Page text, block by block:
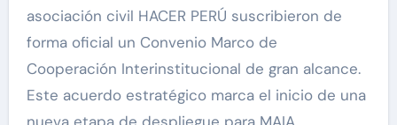
asociación civil HACER PERÚ suscribieron de
forma oficial un Convenio Marco de
Cooperación Interinstitucional de gran alcance.
Este acuerdo estratégico marca el inicio de una